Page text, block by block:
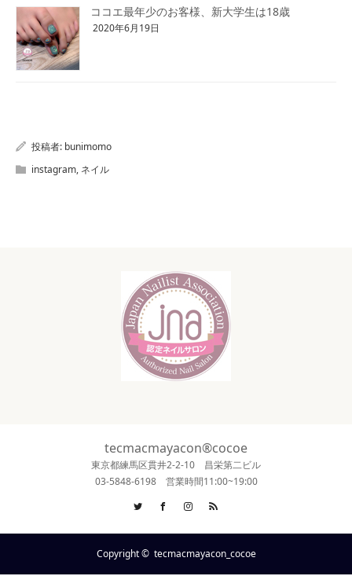
ココエ最年少のお客様、新大学生は18歳
2020年6月19日
投稿者: bunimomo
instagram, ネイル
tecmacmayacon®cocoe
東京都練馬区貫井2-2-10 昌栄第二ビル
03-5848-6198 営業時間11:00~19:00
Twitter FacebookInstagram
Copyright © tecmacmayacon_cocoe